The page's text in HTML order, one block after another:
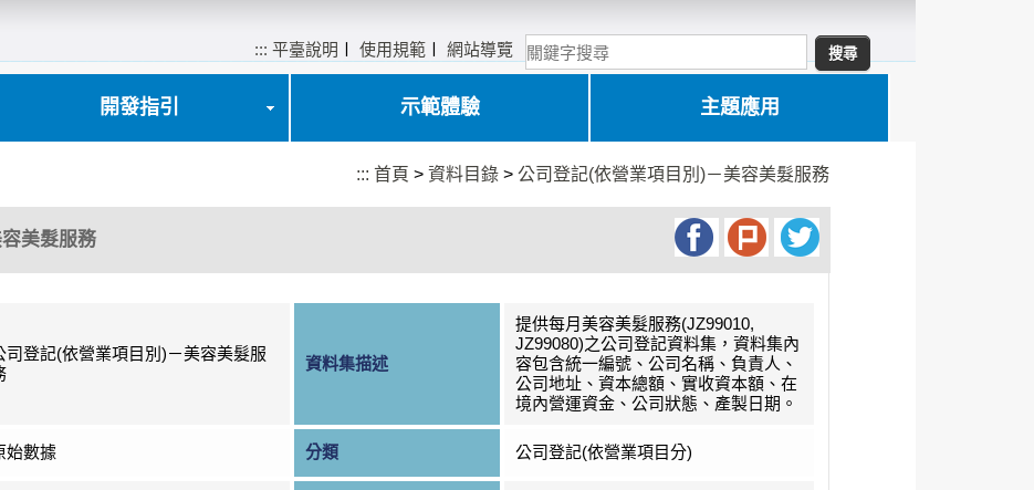
::: 平臺說明 〡使用規範 〡網站導覽
開發指引 示範體驗 主題應用
::: 首頁 >資料目錄 >公司登記(依營業項目別)－美容美髮服務
美髮服務
司登記(依營業項目別)－美容美髮服
資料集描述
提供每月美容美髮服務(JZ99010,
JZ99080)之公司登記資料集，資料集內
容包含統一編號、公司名稱、負責人、
公司地址、資本總額、實收資本額、在
境內營運資金、公司狀態、產製日期。
始數據 分類 公司登記(依營業項目分)